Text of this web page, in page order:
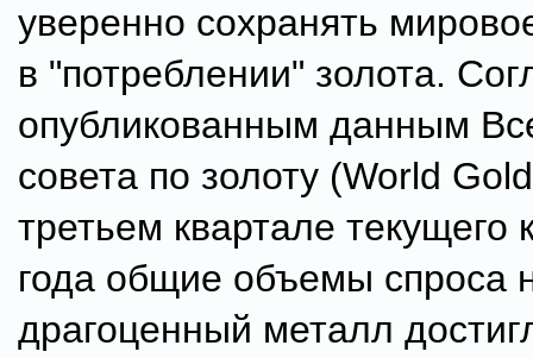
уверенно сохранять
в "потреблении" золота.
опубликованным данным
совета по золоту (World
третьем квартале текущего
года общие объемы спроса
драгоценный металл